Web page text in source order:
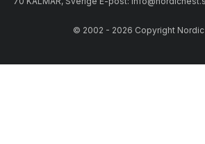
© 2002 - 2026 Copyright Nordic